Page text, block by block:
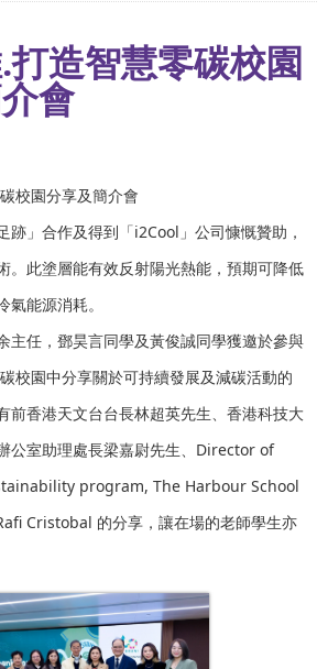
造智慧零碳校園
會
校園分享及簡介會
跡」合作及得到「i2Cool」公司慷慨贊助，
。此塗層能有效反射陽光熱能，預期可降低
能源消耗。
主任，鄧昊言同學及黃俊誠同學獲邀於參與
校園中分享關於可持續發展及減碳活動的
前香港天文台台長林超英先生、香港科技大
公室助理處長梁嘉尉先生、Director of
program, The Harbour School
Cristobal 的分享，讓在場的老師學生亦